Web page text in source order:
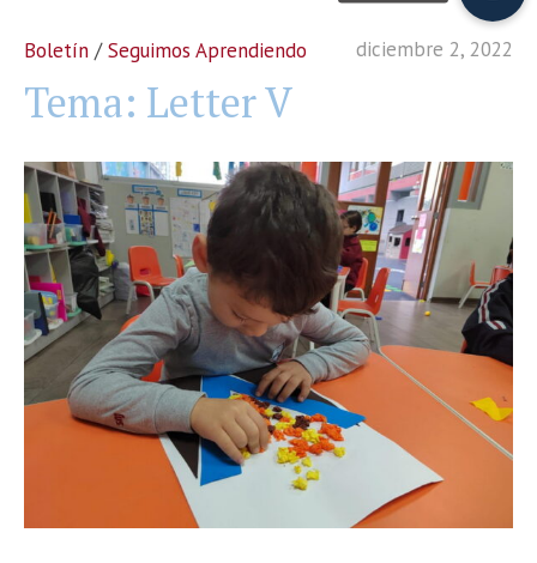
diciembre 2, 2022
Boletín /Seguimos Aprendiendo
Tema: Letter V